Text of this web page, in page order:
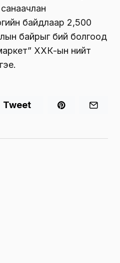
байдлаар 2,500
байрыг бий болгоод
ХХК-ын нийт
Tweet